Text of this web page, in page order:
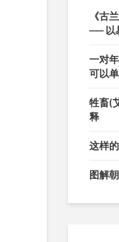
《古
—— 以
一对
可以
牲畜(
释
这样
图解